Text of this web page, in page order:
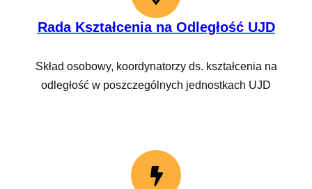
Rada Kształcenia na Odległość UJD
Skład osobowy, koordynatorzy ds. kształcenia na
odległość w poszczególnych jednostkach UJD